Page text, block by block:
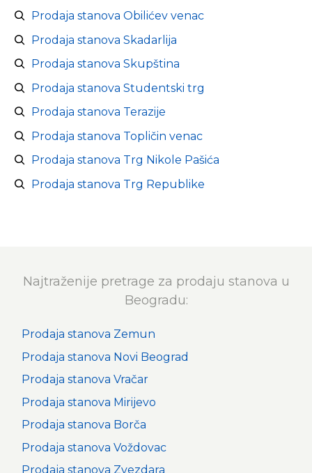
Prodaja stanova Obilićev venac
Prodaja stanova Skadarlija
Prodaja stanova Skupština
Prodaja stanova Studentski trg
Prodaja stanova Terazije
Prodaja stanova Topličin venac
Prodaja stanova Trg Nikole Pašića
Prodaja stanova Trg Republike
Najtraženije pretrage za prodaju stanova u
Beogradu:
Prodaja stanova Zemun
Prodaja stanova Novi Beograd
Prodaja stanova Vračar
Prodaja stanova Mirijevo
Prodaja stanova Borča
Prodaja stanova Voždovac
Prodaja stanova Zvezdara